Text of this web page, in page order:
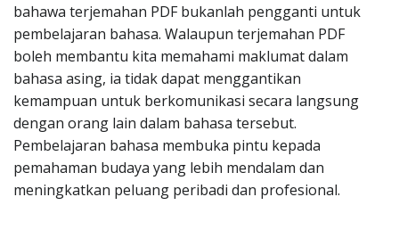
bahawa terjemahan PDF bukanlah pengganti untuk
pembelajaran bahasa. Walaupun terjemahan PDF
boleh membantu kita memahami maklumat dalam
bahasa asing, ia tidak dapat menggantikan
kemampuan untuk berkomunikasi secara langsung
dengan orang lain dalam bahasa tersebut.
Pembelajaran bahasa membuka pintu kepada
pemahaman budaya yang lebih mendalam dan
meningkatkan peluang peribadi dan profesional.